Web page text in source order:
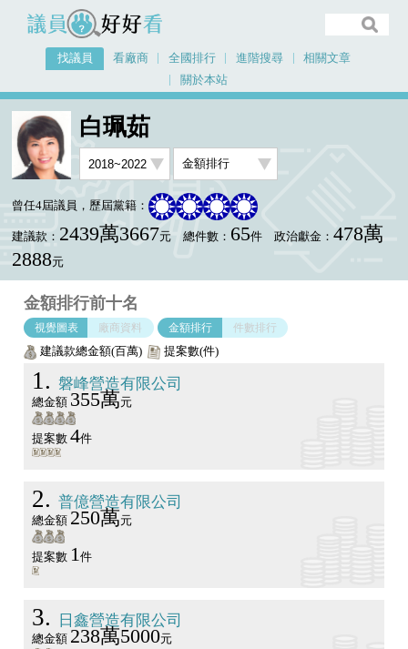
議員好好看
找議員 看廠商 全國排行 進階搜尋
相關文章
關於本站
首頁 找議員
白珮茹
曾任4屆議員，歷屆黨籍：
建議款： 2439萬3667元 總件數： 65件 政治獻金： 478萬
2888元
金額排行前十名
視覺圖表 廠商資料 金額排行 件數排行
建議款總金額(百萬) 提案數(件)
1 磐峰營造有限公司
總金額 355萬元
提案數 4件
2 普億營造有限公司
總金額250萬元
提案數 1 件
3 日鑫營造有限公司
總金額 238萬5000元